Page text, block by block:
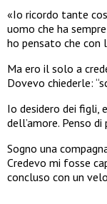
«Io ricordo tante
uomo che ha
ho pensato che con
Ma ero il solo a
Dovevo chiederle:
Io desidero dei figli,
dell’amore. Penso di
Sogno una
Credevo mi fosse
concluso con un